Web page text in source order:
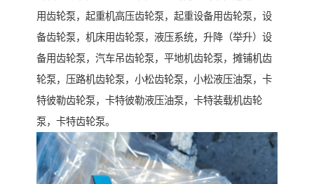
用齿轮泵，起重机高压齿轮泵，起重设备用齿轮泵，设
备齿轮泵，机床用齿轮泵，液压系统，升降（举升）设
备用齿轮泵，汽车吊齿轮泵，平地机齿轮泵，摊铺机齿
轮泵，压路机齿轮泵，小松齿轮泵，小松液压油泵，卡
特彼勒齿轮泵，卡特彼勒液压油泵，卡特装载机齿轮
泵，卡特齿轮泵。